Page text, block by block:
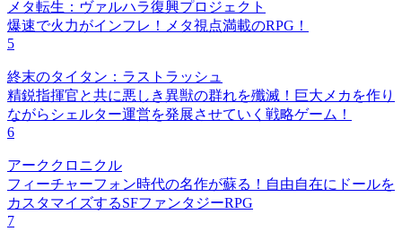
メタ転生：ヴァルハラ復興プロジェクト
爆速で火力がインフレ！メタ視点満載のRPG！
5
終末のタイタン：ラストラッシュ
精鋭指揮官と共に悪しき異獣の群れを殲滅！巨大メカを作り
ながらシェルター運営を発展させていく戦略ゲーム！
6
アーククロニクル
フィーチャーフォン時代の名作が蘇る！自由自在にドールを
カスタマイズするSFファンタジーRPG
7